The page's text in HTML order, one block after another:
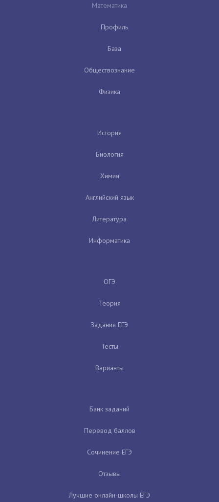
Математика
Профиль
База
Обществознание
Физика
История
Биология
Химия
Английский язык
Литература
Информатика
ОГЭ
Теория
Задания ЕГЭ
Тесты
Варианты
Банк заданий
Перевод баллов
Сочинение ЕГЭ
Отзывы
Лучшие онлайн-школы ЕГЭ